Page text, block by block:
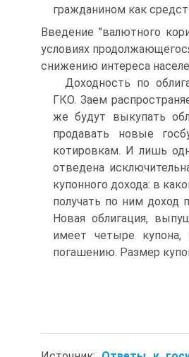
гражданином как
Введение "валютного
условиях
снижению интереса
Доходность по
ГКО. Заем
же будут выкупать
продавать новые
котировкам. И лишь
отведена
купонного дохода: в
получать по ним доход
Новая облигация,
имеет четыре купона,
погашению. Размер